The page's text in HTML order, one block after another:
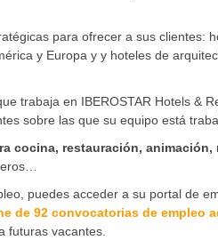
para ofrecer a sus clientes:
y Europa y y hoteles de
trabaja en IBEROSTAR Hotels &
sobre las que su equipo está
cocina, restauración, animación,
puedes acceder a su portal de
de 92 convocatorias de empleo
futuras vacantes.